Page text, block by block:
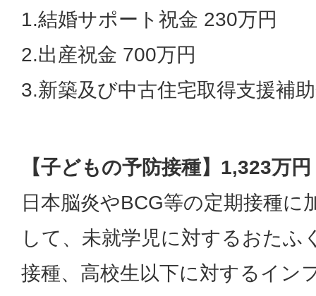
1.結婚サポート祝金 230万円
2.出産祝金 700万円
3.新築及び中古住宅取得支援補
【子どもの予防接種】1,323万円
日本脳炎やBCG等の定期接種に
して、未就学児に対するおたふ
接種、高校生以下に対するイン